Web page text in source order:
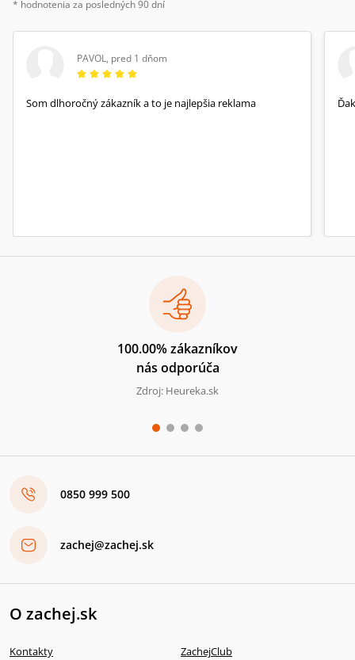
* hodnotenia za posledných 90 dní
PAVOL, pred 1 dňom
Som dlhoročný zákazník a to je najlepšia reklama
100.00% zákazníkov
nás odporúča
Zdroj: Heureka.sk
0850 999 500
zachej@zachej.sk
O zachej.sk
Kontakty
ZachejClub